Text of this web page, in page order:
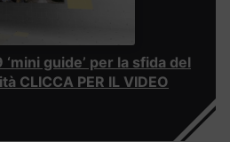
guide’ per la sfida del
CLICCA PER IL VIDEO